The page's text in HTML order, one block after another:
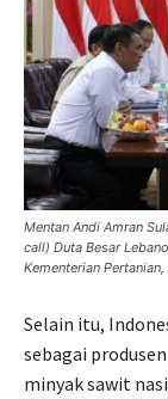
Mentan Andi Amran
call) Duta Besar
Kementerian
Selain itu,
sebagai
minyak sawit